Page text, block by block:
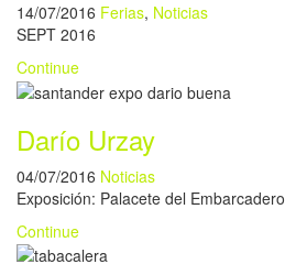
14/07/2016 Ferias, Noticias
SEPT 2016
Continue
Darío Urzay
04/07/2016 Noticias
Exposición: Palacete del Embarcadero
Continue